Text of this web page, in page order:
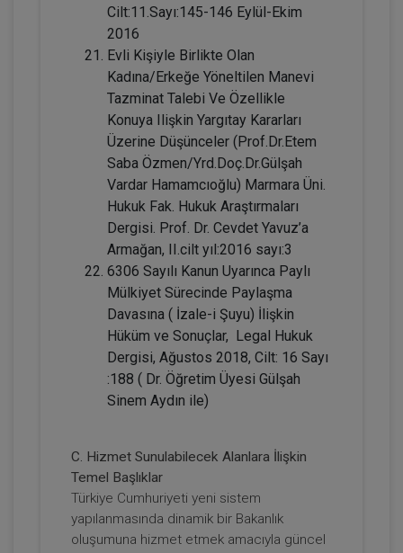
Oturumlar (8 Oturum)
2160
Tüketici Hukuku Enstitüsü
Sözleşmeler Hukuku - 1 - IV. Borçlar
Hukuku Kongresi - VII. Oturum
360 TL Sepete Ekle
Cilt:11.Sayı:145-146 Eylül-Ekim
2016
Evli Kişiyle Birlikte Olan
Kadına/Erkeğe Yöneltilen Manevi
Tazminat Talebi Ve Özellikle
Konuya Ilişkin Yargıtay Kararları
Üzerine Düşünceler (Prof.Dr.Etem
Saba Özmen/Yrd.Doç.Dr.Gülşah
Vardar Hamamcıoğlu) Marmara Üni.
Hukuk Fak. Hukuk Araştırmaları
Dergisi. Prof. Dr. Cevdet Yavuz’a
Armağan, II.cilt yıl:2016 sayı:3
6306 Sayılı Kanun Uyarınca Paylı
Mülkiyet Sürecinde Paylaşma
Davasına ( İzale-i Şuyu) İlişkin
Hüküm ve Sonuçlar, Legal Hukuk
Dergisi, Ağustos 2018, Cilt: 16 Sayı
:188 ( Dr. Öğretim Üyesi Gülşah
Sinem Aydın ile)
C. Hizmet Sunulabilecek Alanlara İlişkin
Temel Başlıklar
Türkiye Cumhuriyeti yeni sistem
yapılanmasında dinamik bir Bakanlık
oluşumuna hizmet etmek amacıyla güncel